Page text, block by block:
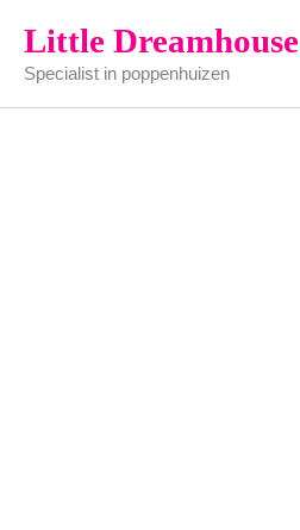
naar
inhoud
Little Dreamhouse
Specialist in poppenhuizen
(1cm)
aantal